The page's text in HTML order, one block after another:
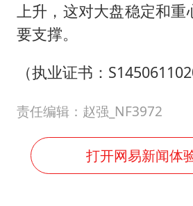
上升，这对大盘稳定和重
要支撑。
（执业证书：
责任编辑：赵强_NF3972
打开网易新闻体